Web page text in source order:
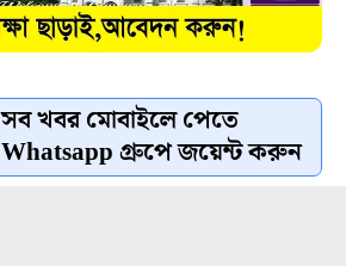
সব খবর মোবাইলে পেতে
Whatsapp গ্রুপে জয়েন্ট করুন